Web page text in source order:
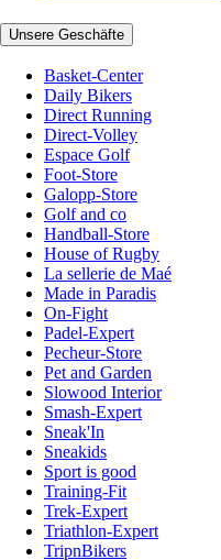
Unsere Geschäfte
Basket-Center
Daily Bikers
Direct Running
Direct-Volley
Espace Golf
Foot-Store
Galopp-Store
Golf and co
Handball-Store
House of Rugby
La sellerie de Maé
Made in Paradis
On-Fight
Padel-Expert
Pecheur-Store
Pet and Garden
Slowood Interior
Smash-Expert
Sneak'In
Sneakids
Sport is good
Training-Fit
Trek-Expert
Triathlon-Expert
TripnBikers